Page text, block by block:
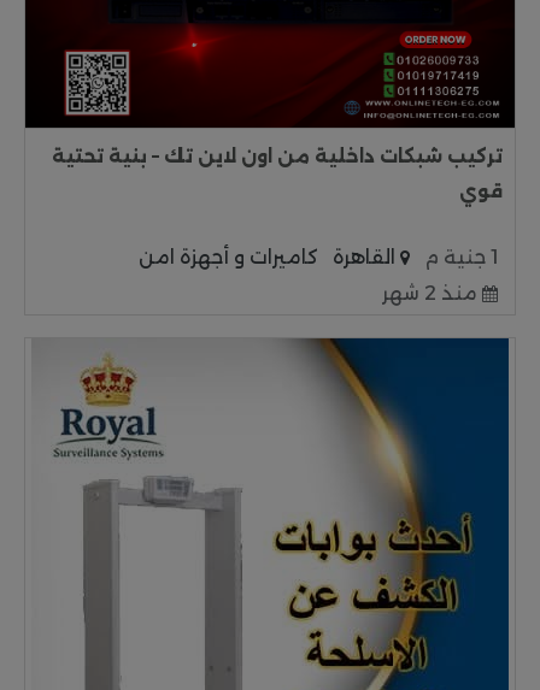
تركيب شبكات داخلية من اون لاين تك – بنية تحتية
قوي
1 جنية م القاهرة
كاميرات و أجهزة امن
منذ 2 شهر